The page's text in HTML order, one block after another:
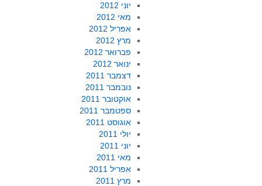
יוני 2012
מאי 2012
אפריל 2012
מרץ 2012
פברואר 2012
ינואר 2012
דצמבר 2011
נובמבר 2011
אוקטובר 2011
ספטמבר 2011
אוגוסט 2011
יולי 2011
יוני 2011
מאי 2011
אפריל 2011
מרץ 2011